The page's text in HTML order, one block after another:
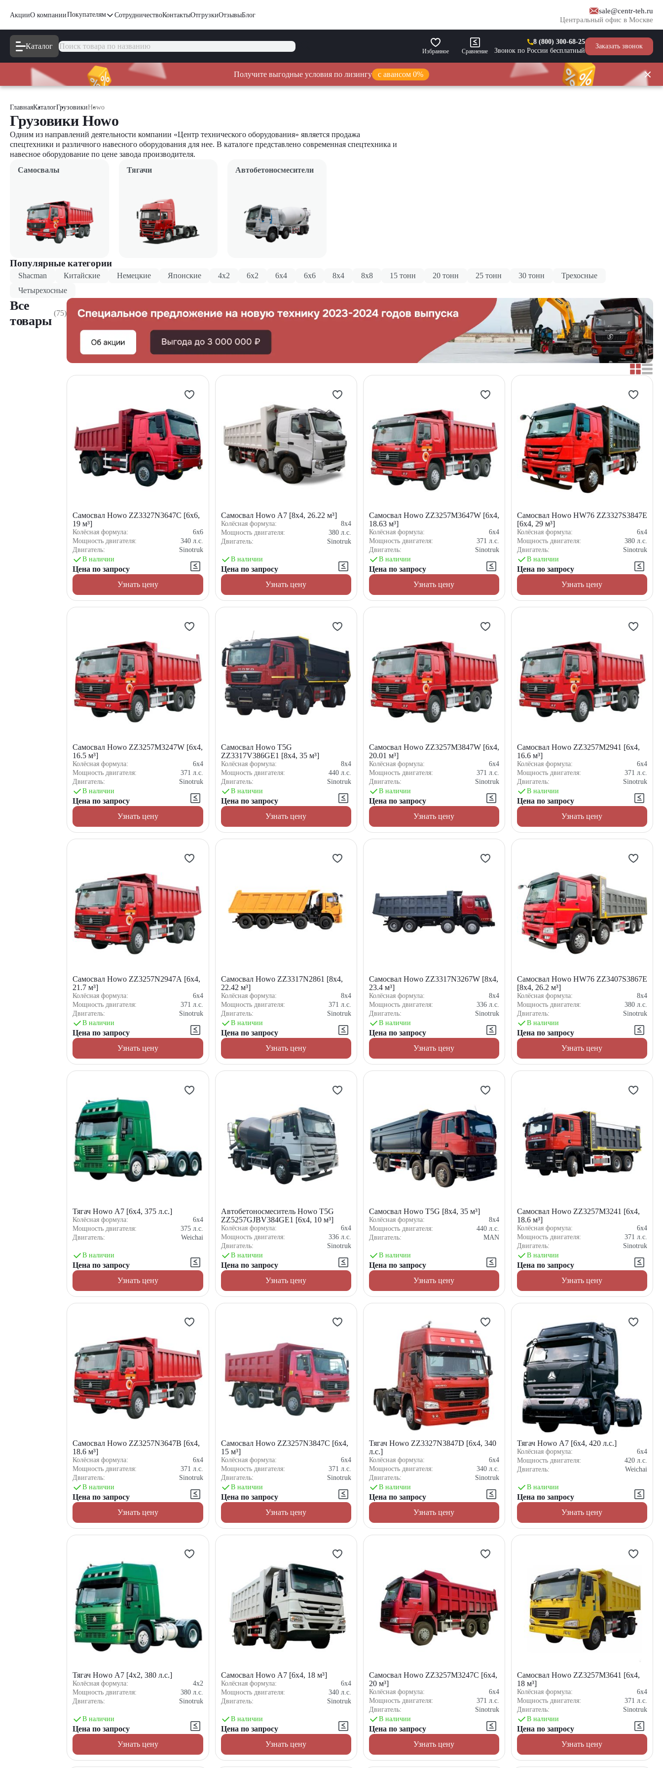
АкцииО компанииПокупателям СотрудничествоКонтактыОтгрузкиОтзывыБлог
sale@centr-teh.ru
Центральный офис в Москве
Каталог
Избранное Сравнение
8 (800) 300-68-25
Звонок по России бесплатный
Заказать звонок
Получите выгодные условия по лизингу с авансом 0%
ГлавнаяКаталогГрузовикиHowo
Грузовики Howo
Одним из направлений деятельности компании «Центр технического оборудования» является продажа
спецтехники и различного навесного оборудования для нее. В каталоге представлено современная спецтехника и
навесное оборудование по цене завода производителя.
Самосвалы
Тягачи Автобетоносмесители
Популярные категории
Shacman Китайские Немецкие Японские 4x2 6x2 6x4 6x6 8x4 8x8 15 тонн 20 тонн 25 тонн 30 тонн
Трехосные
Четырехосные
Все
товары
(75)
Самосвал Howo ZZ3327N3647C [6x6,
19 м³]
Колёсная формула:
6x6
Мощность двигателя:
340 л.с.
Двигатель:
Sinotruk
В наличии
Цена по запросу
Узнать цену
Самосвал Howo A7 [8x4, 26.22 м³]
Колёсная формула:
8x4
Мощность двигателя:
380 л.с.
Двигатель:
Sinotruk
В наличии
Цена по запросу
Узнать цену
Самосвал Howo ZZ3257M3647W [6x4,
18.63 м³]
Колёсная формула:
6x4
Мощность двигателя:
371 л.с.
Двигатель:
Sinotruk
В наличии
Цена по запросу
Узнать цену
Самосвал Howo HW76 ZZ3327S3847E
[6x4, 29 м³]
Колёсная формула:
6x4
Мощность двигателя:
380 л.с.
Двигатель:
Sinotruk
В наличии
Цена по запросу
Узнать цену
Самосвал Howo ZZ3257M3247W [6x4,
16.5 м³]
Колёсная формула:
6x4
Мощность двигателя:
371 л.с.
Двигатель:
Sinotruk
В наличии
Цена по запросу
Узнать цену
Самосвал Howo T5G
ZZ3317V386GE1 [8x4, 35 м³]
Колёсная формула:
8x4
Мощность двигателя:
440 л.с.
Двигатель:
Sinotruk
В наличии
Цена по запросу
Узнать цену
Самосвал Howo ZZ3257M3847W [6x4,
20.01 м³]
Колёсная формула:
6x4
Мощность двигателя:
371 л.с.
Двигатель:
Sinotruk
В наличии
Цена по запросу
Узнать цену
Самосвал Howo ZZ3257M2941 [6x4,
16.6 м³]
Колёсная формула:
6x4
Мощность двигателя:
371 л.с.
Двигатель:
Sinotruk
В наличии
Цена по запросу
Узнать цену
Самосвал Howo ZZ3257N2947A [6x4,
21.7 м³]
Колёсная формула:
6x4
Мощность двигателя:
371 л.с.
Двигатель:
Sinotruk
В наличии
Цена по запросу
Узнать цену
Самосвал Howo ZZ3317N2861 [8x4,
22.42 м³]
Колёсная формула:
8x4
Мощность двигателя:
371 л.с.
Двигатель:
Sinotruk
В наличии
Цена по запросу
Узнать цену
Самосвал Howo ZZ3317N3267W [8x4,
23.4 м³]
Колёсная формула:
8x4
Мощность двигателя:
336 л.с.
Двигатель:
Sinotruk
В наличии
Цена по запросу
Узнать цену
Самосвал Howo HW76 ZZ3407S3867E
[8x4, 26.2 м³]
Колёсная формула:
8x4
Мощность двигателя:
380 л.с.
Двигатель:
Sinotruk
В наличии
Цена по запросу
Узнать цену
Тягач Howo A7 [6x4, 375 л.с.]
Колёсная формула:
6x4
Мощность двигателя:
375 л.с.
Двигатель:
Weichai
В наличии
Цена по запросу
Узнать цену
Автобетоносмеситель Howo T5G
ZZ5257GJBV384GE1 [6x4, 10 м³]
Колёсная формула:
6x4
Мощность двигателя:
336 л.с.
Двигатель:
Sinotruk
В наличии
Цена по запросу
Узнать цену
Самосвал Howo T5G [8x4, 35 м³]
Колёсная формула:
8x4
Мощность двигателя:
440 л.с.
Двигатель:
MAN
В наличии
Цена по запросу
Узнать цену
Самосвал Howo ZZ3257M3241 [6x4,
18.6 м³]
Колёсная формула:
6x4
Мощность двигателя:
371 л.с.
Двигатель:
Sinotruk
В наличии
Цена по запросу
Узнать цену
Самосвал Howo ZZ3257N3647B [6x4,
18.6 м³]
Колёсная формула:
6x4
Мощность двигателя:
371 л.с.
Двигатель:
Sinotruk
В наличии
Цена по запросу
Узнать цену
Самосвал Howo ZZ3257N3847C [6x4,
15 м³]
Колёсная формула:
6x4
Мощность двигателя:
371 л.с.
Двигатель:
Sinotruk
В наличии
Цена по запросу
Узнать цену
Тягач Howo ZZ3327N3847D [6x4, 340
л.с.]
Колёсная формула:
6x4
Мощность двигателя:
340 л.с.
Двигатель:
Sinotruk
В наличии
Цена по запросу
Узнать цену
Тягач Howo A7 [6x4, 420 л.с.]
Колёсная формула:
6x4
Мощность двигателя:
420 л.с.
Двигатель:
Weichai
В наличии
Цена по запросу
Узнать цену
Тягач Howo A7 [4x2, 380 л.с.]
Колёсная формула:
4x2
Мощность двигателя:
380 л.с.
Двигатель:
Sinotruk
В наличии
Цена по запросу
Узнать цену
Самосвал Howo А7 [6x4, 18 м³]
Колёсная формула:
6x4
Мощность двигателя:
340 л.с.
Двигатель:
Sinotruk
В наличии
Цена по запросу
Узнать цену
Самосвал Howo ZZ3257M3247C [6x4,
20 м³]
Колёсная формула:
6x4
Мощность двигателя:
371 л.с.
Двигатель:
Sinotruk
В наличии
Цена по запросу
Узнать цену
Самосвал Howo ZZ3257M3641 [6x4,
18 м³]
Колёсная формула:
6x4
Мощность двигателя:
371 л.с.
Двигатель:
Sinotruk
В наличии
Цена по запросу
Узнать цену